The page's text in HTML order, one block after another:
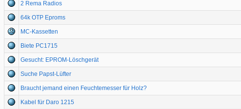
2 Rema Radios
64k OTP Eproms
MC-Kassetten
Biete PC1715
Gesucht: EPROM-Löschgerät
Suche Papst-Lüfter
Braucht jemand einen Feuchtemesser für Holz?
Kabel für Daro 1215